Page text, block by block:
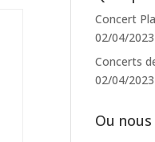
Concert
02/04/2023
Concerts
02/04/2023
Ou